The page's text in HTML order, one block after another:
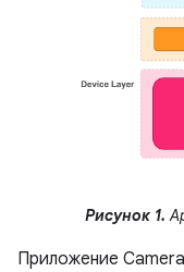
Рисунок 1.
Приложение